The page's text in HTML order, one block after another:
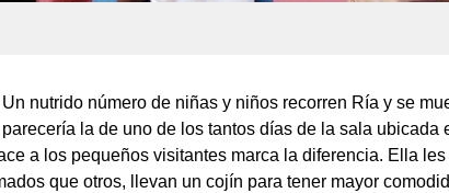
nutrido número de niñas y niños recorren Ría y se
la de uno de los tantos días de la sala
a los pequeños visitantes marca la diferencia. Ella
que otros, llevan un cojín para tener mayor